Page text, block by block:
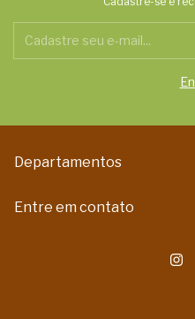
Departamentos
Entre em contato